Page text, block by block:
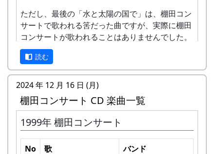
ただし、最後の「水と太陽の国で」は、棚田コン
サートで歌われる筈だった曲ですが、実際に棚田
コンサートが歌われることはありませんでした。
棚田のうた ～ふるさと加美の里へ～
読む
2024 年 12 月 16 日 (月)
棚田コンサート CD 楽曲一覧
1999年 棚田コンサート
No 歌
バンド